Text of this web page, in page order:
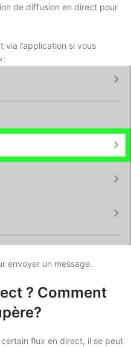
de diffusion en direct pour
via l’application si vous
envoyer un message.
? Comment
flux en direct, il se peut